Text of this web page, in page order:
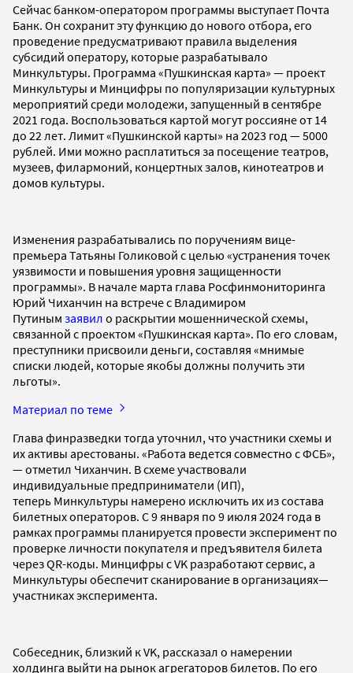
Сейчас банком-оператором программы выступает Почта
Банк. Он сохранит эту функцию до нового отбора, его
проведение предусматривают правила выделения
субсидий оператору, которые разрабатывало
Минкультуры. Программа «Пушкинская карта» — проект
Минкультуры и Минцифры по популяризации культурных
мероприятий среди молодежи, запущенный в сентябре
2021 года. Воспользоваться картой могут россияне от 14
до 22 лет. Лимит «Пушкинской карты» на 2023 год — 5000
рублей. Ими можно расплатиться за посещение театров,
музеев, филармоний, концертных залов, кинотеатров и
домов культуры.
Изменения разрабатывались по поручениям вице-
премьера Татьяны Голиковой с целью «устранения точек
уязвимости и повышения уровня защищенности
программы». В начале марта глава Росфинмониторинга
Юрий Чиханчин на встрече с Владимиром
Путиным заявил о раскрытии мошеннической схемы,
связанной с проектом «Пушкинская карта». По его словам,
преступники присвоили деньги, составляя «мнимые
списки людей, которые якобы должны получить эти
льготы».
Материал по теме
Глава финразведки тогда уточнил, что участники схемы и
их активы арестованы. «Работа ведется совместно с ФСБ»,
— отметил Чиханчин. В схеме участвовали
индивидуальные предприниматели (ИП),
теперь Минкультуры намерено исключить их из состава
билетных операторов. С 9 января по 9 июля 2024 года в
рамках программы планируется провести эксперимент по
проверке личности покупателя и предъявителя билета
через QR-коды. Минцифры с VK разработают сервис, а
Минкультуры обеспечит сканирование в организациях—
участниках эксперимента.
Собеседник, близкий к VK, рассказал о намерении
холдинга выйти на рынок агрегаторов билетов. По его